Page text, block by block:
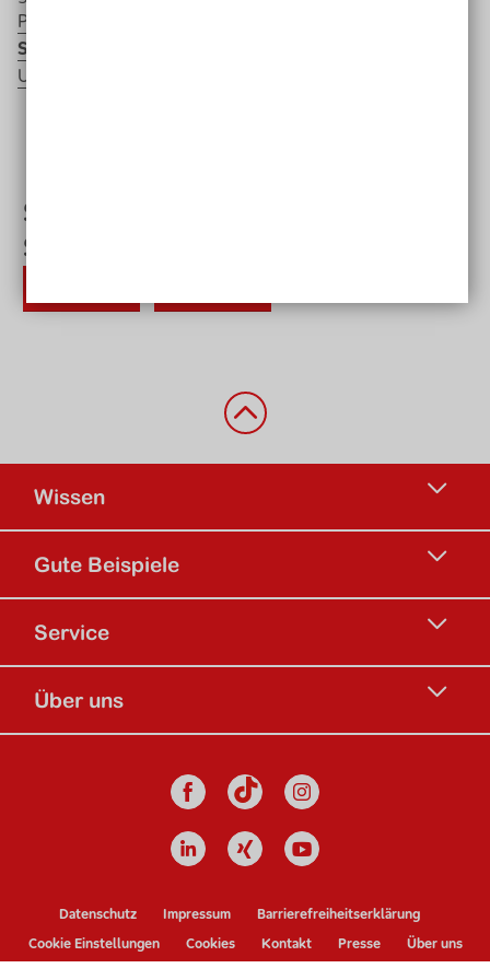
Publikation mit dem Titel
Sport"
Unfallversicherung (DGUV)
Zurück nach oben
Wissen
Gute Beispiele
Service
Über uns
Facebook
TikTok Kanal
Instagram
Linkedin
XingYoutube
Footer Navigation
Datenschutz Impressum
Barrierefreiheitserklärung
Cookie Einstellungen
Cookies Kontakt Presse Über uns